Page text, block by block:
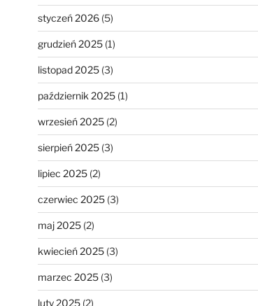
styczeń 2026(5)
grudzień 2025(1)
listopad 2025(3)
październik 2025(1)
wrzesień 2025(2)
sierpień 2025(3)
lipiec 2025(2)
czerwiec 2025(3)
maj 2025(2)
kwiecień 2025(3)
marzec 2025(3)
luty 2025(2)